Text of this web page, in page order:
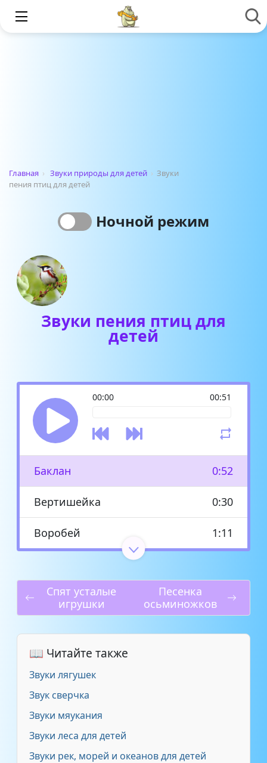
Главная › Звуки природы для детей › Звуки
пения птиц для детей
Ночной режим
Звуки пения птиц для
детей
00:00 00:51
Баклан 0:52
Вертишейка 0:30
Воробей 1:11
Дрозд 0:38
Жаворонок
Зарянка
Зеленушка
Спят усталые
игрушки
Песенка
осьминожков
📖 Читайте также
Звуки лягушек
Звук сверчка
Звуки мяукания
Звуки леса для детей
Звуки рек, морей и океанов для детей